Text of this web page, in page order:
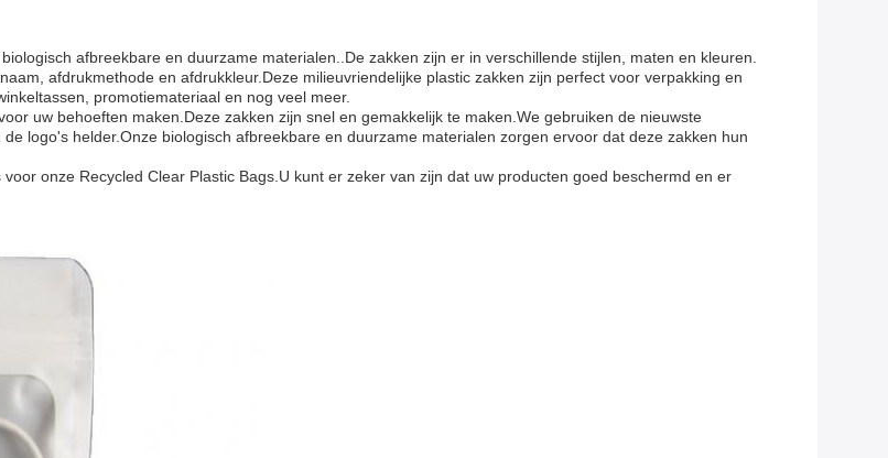
afbreekbare en duurzame materialen..De zakken zijn er in verschillende stijlen, maten en kleuren.
afdrukmethode en afdrukkleur.Deze milieuvriendelijke plastic zakken zijn perfect voor verpakking en
promotiemateriaal en nog veel meer.
uw behoeften maken.Deze zakken zijn snel en gemakkelijk te maken.We gebruiken de nieuwste
logo's helder.Onze biologisch afbreekbare en duurzame materialen zorgen ervoor dat deze zakken hun
onze Recycled Clear Plastic Bags.U kunt er zeker van zijn dat uw producten goed beschermd en er